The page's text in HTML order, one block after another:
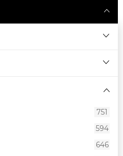
751
594
646